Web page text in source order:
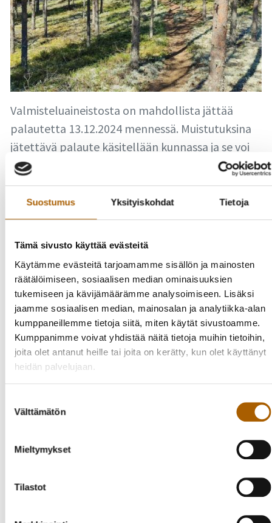
Suostumus Yksityiskohdat Tietoja
Tämä sivusto käyttää evästeitä
Käytämme evästeitä tarjoamamme sisällön ja mainosten
räätälöimiseen, sosiaalisen median ominaisuuksien
tukemiseen ja kävijämäärämme analysoimiseen. Lisäksi
jaamme sosiaalisen median, mainosalan ja analytiikka-alan
kumppaneillemme tietoja siitä, miten käytät sivustoamme.
Kumppanimme voivat yhdistää näitä tietoja muihin tietoihin,
joita olet antanut heille tai joita on kerätty, kun olet käyttänyt
heidän palvelujaan.
valinta
Välttämätön
Mieltymykset
Tilastot
Valmisteluaineistosta on mahdollista jättää
palautetta 13.12.2024 mennessä. Muistutuksina
jätettävä palaute käsitellään kunnassa ja se voi
vaikuttaa ulkoilureittien toteuttamiseen ja
jatkovalmistelun aikatauluihin. Kunta toimittaa
käsittelyjen jälkeen ulkoilureittisuunnitelmat
vahvistettavaksi Elinkeino-, liikenne- ja
Tyrnävän kunnassa valmisteilla olevat
ulkoilureittisuunnitelmat on asetettu nähtäville 14 päivän
ajaksi ja niistä on mahdollista jättää kuntaan Ulkoilulain
mukaisesti muistutus 30 päivän kuluessa nähtävillä olon
päättymisestä eli 13.12.2024 mennessä. Nähtävillä oleva
ulkoilureittisuunnitelma on edelleen luonnos, johon
kuulemisessa kertyvän palautteen perusteella voidaan
tehdä muutoksia. Siksi kaikki palaute on edelleen
Tavoitteena on löytää ulkoilureitin toteuttamiselle
kohteena.
kokonaisuudessaan luettavissa